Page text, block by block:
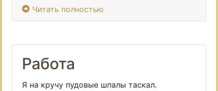
Читать полностью
Работа
Я на кручу пудовые шпалы таскал.